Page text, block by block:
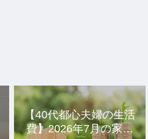
【40代都心夫婦の生活
費】2026年7月の家計